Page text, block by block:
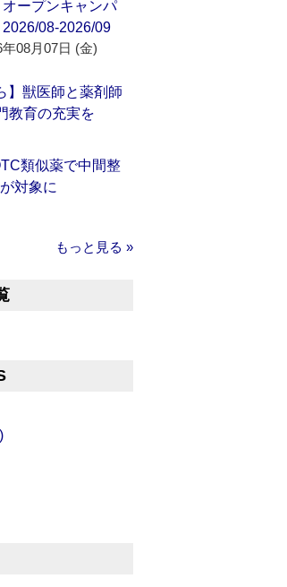
ープンキャンパ
08-2026/09
年08月07日 (金)
】獣医師と薬剤師
教育の充実を
類似薬で中間整
対象に
もっと見る »